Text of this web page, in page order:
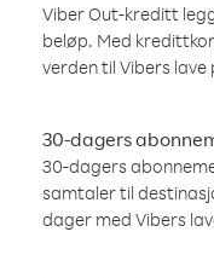
Viber Out-kreditt
beløp. Med
verden til Vibers lave
30-dagers
30-dagers
samtaler til
dager med Vibers